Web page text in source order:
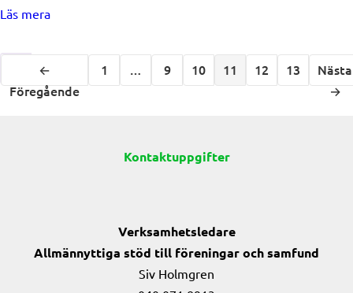
Läs meraabout Nästa styrelsemöte är 25.11.2020
←
Föregående
1 … 9 10 11 12 13
Nästa
→
Kontaktuppgifter
Verksamhetsledare
Allmännyttiga stöd till föreningar och samfund
Siv Holmgren